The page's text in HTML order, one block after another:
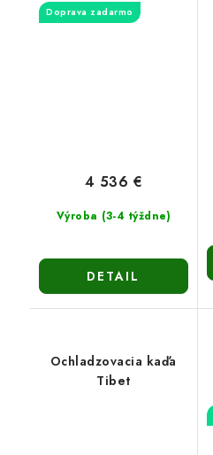
Doprava zadarmo
Výroba (3-4 týždne)
4 536 €
DETAIL
Ochladzovacia kaďa
Tibet